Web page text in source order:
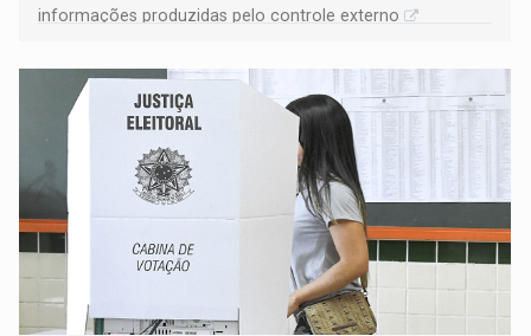
informações produzidas pelo controle externo